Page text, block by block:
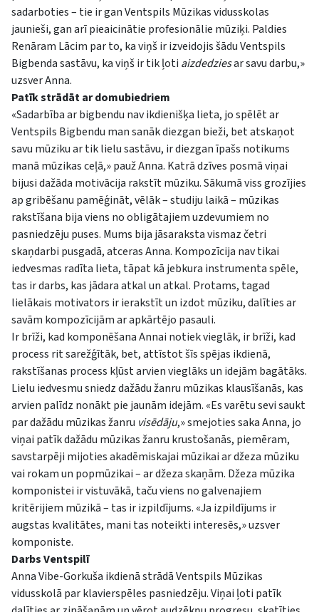
sadarboties – tie ir gan Ventspils Mūzikas vidusskolas
jaunieši, gan arī pieaicinātie profesionālie mūziķi. Paldies
Renāram Lācim par to, ka viņš ir izveidojis šādu Ventspils
Bigbenda sastāvu, ka viņš ir tik ļoti aizdedziesar savu darbu,»
uzsver Anna.
Patīk strādāt ar domubiedriem
«Sadarbība ar bigbendu nav ikdienišķa lieta, jo spēlēt ar
Ventspils Bigbendu man sanāk diezgan bieži, bet atskaņot
savu mūziku ar tik lielu sastāvu, ir diezgan īpašs notikums
manā mūzikas ceļā,» pauž Anna. Katrā dzīves posmā viņai
bijusi dažāda motivācija rakstīt mūziku. Sākumā viss grozījies
ap gribēšanu pamēģināt, vēlāk – studiju laikā – mūzikas
rakstīšana bija viens no obligātajiem uzdevumiem no
pasniedzēju puses. Mums bija jāsaraksta vismaz četri
skaņdarbi pusgadā, atceras Anna. Kompozīcija nav tikai
iedvesmas radīta lieta, tāpat kā jebkura instrumenta spēle,
tas ir darbs, kas jādara atkal un atkal. Protams, tagad
lielākais motivators ir ierakstīt un izdot mūziku, dalīties ar
savām kompozīcijām ar apkārtējo pasauli.
Ir brīži, kad komponēšana Annai notiek vieglāk, ir brīži, kad
process rit sarežģītāk, bet, attīstot šīs spējas ikdienā,
rakstīšanas process kļūst arvien vieglāks un idejām bagātāks.
Lielu iedvesmu sniedz dažādu žanru mūzikas klausīšanās, kas
arvien palīdz nonākt pie jaunām idejām. «Es varētu sevi saukt
par dažādu mūzikas žanru visēdāju,» smejoties saka Anna, jo
viņai patīk dažādu mūzikas žanru krustošanās, piemēram,
savstarpēji mijoties akadēmiskajai mūzikai ar džeza mūziku
vai rokam un popmūzikai – ar džeza skaņām. Džeza mūzika
komponistei ir vistuvākā, taču viens no galvenajiem
kritērijiem mūzikā – tas ir izpildījums. «Ja izpildījums ir
augstas kvalitātes, mani tas noteikti interesēs,» uzsver
komponiste.
Darbs Ventspilī
Anna Vibe-Gorkuša ikdienā strādā Ventspils Mūzikas
vidusskolā par klavierspēles pasniedzēju. Viņai ļoti patīk